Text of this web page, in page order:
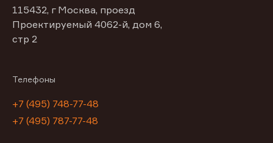
115432, г Москва, проезд
Проектируемый 4062-й, дом 6,
стр 2
Телефоны
+7 (495) 748-77-48
+7 (495) 787-77-48